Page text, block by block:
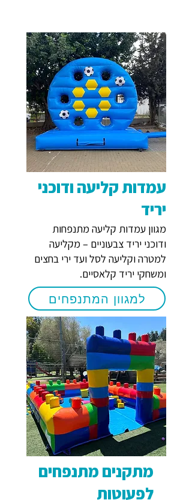
עמדות קליעה ודוכני
יריד
מגוון עמדות קליעה מתנפחות
ודוכני יריד צבעוניים – מקליעה
למטרה וקליעה לסל ועד ירי בחצים
ומשחקי יריד קלאסיים.
למגוון המתנפחים
מתקנים מתנפחים
לפעוטות